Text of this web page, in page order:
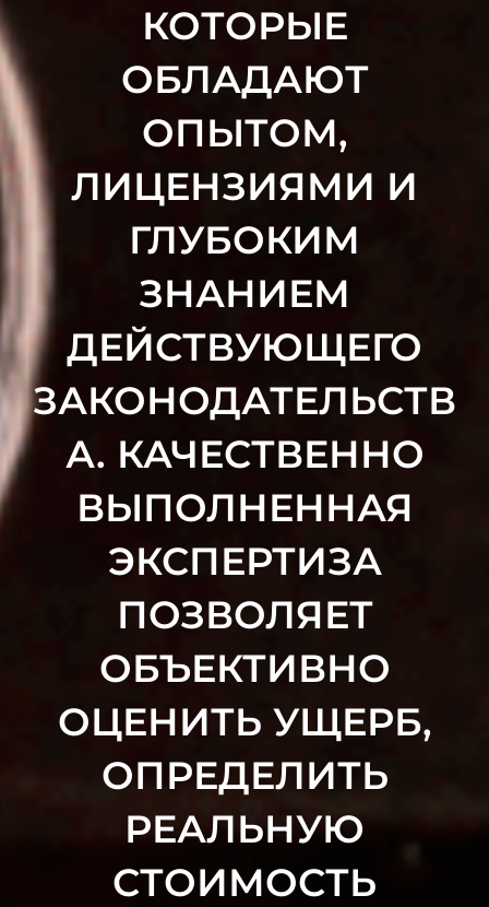
КОТОРЫЕ
ОБЛАДАЮТ
ОПЫТОМ,
ЛИЦЕНЗИЯМИ И
ГЛУБОКИМ
ЗНАНИЕМ
ДЕЙСТВУЮЩЕГО
ЗАКОНОДАТЕЛЬСТВ
А. КАЧЕСТВЕННО
ВЫПОЛНЕННАЯ
ЭКСПЕРТИЗА
ПОЗВОЛЯЕТ
ОБЪЕКТИВНО
ОЦЕНИТЬ УЩЕРБ,
ОПРЕДЕЛИТЬ
РЕАЛЬНУЮ
СТОИМОСТЬ